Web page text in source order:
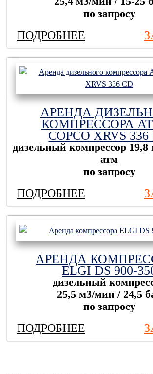
по запросу
ПОДРОБНЕЕ
АРЕНДА
КОМПРЕССОРА
COPCO XRVS 336
дизельный компрессор19,8
атм
по запросу
ПОДРОБНЕЕ
АРЕНДА
ELGI DS 900-
дизельный
25,5 м3/мин / 24,5
по запросу
ПОДРОБНЕЕ